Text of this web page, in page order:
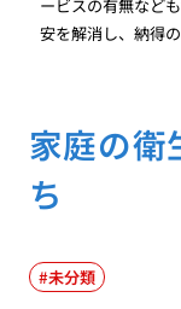
ービスの有無など
安を解消し、納得
家庭の衛
ち
未分類